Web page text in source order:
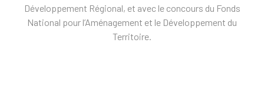
Développement Régional, et avec le concours du Fonds
National pour l’Aménagement et le Développement du
Territoire.